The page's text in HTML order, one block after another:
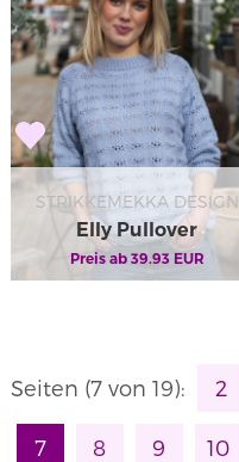
STRIKKEMEKKA DESIGN
Elly Pullover
Preis ab 39.93EUR
Seiten (7 von 19): 2
7 8 9 10